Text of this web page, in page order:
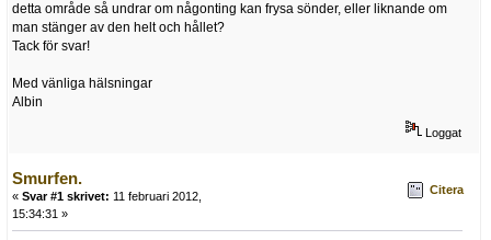
detta område så undrar om någonting kan frysa sönder, eller liknande om
man stänger av den helt och hållet?
Tack för svar!
Med vänliga hälsningar
Albin
Loggat
Smurfen.
« Svar #1 skrivet: 11 februari 2012,
15:34:31 »
Citera